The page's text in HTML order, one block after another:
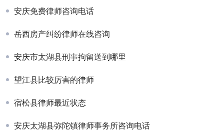
安庆免费律师咨询电话
岳西房产纠纷律师在线咨询
安庆市太湖县刑事拘留送到哪里
望江县比较厉害的律师
宿松县律师最近状态
安庆太湖县弥陀镇律师事务所咨询电话